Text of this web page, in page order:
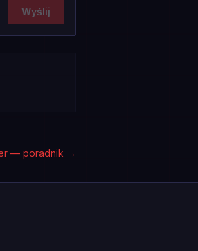
Wyślij
— poradnik →